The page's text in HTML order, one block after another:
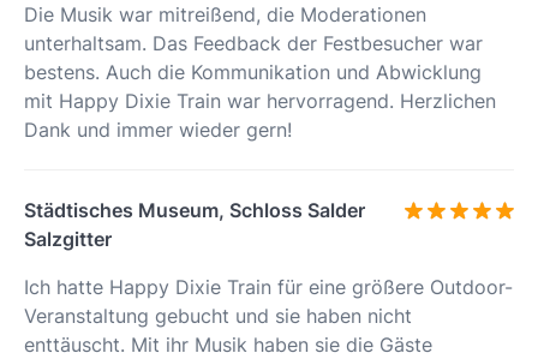
Die Musik war mitreißend, die Moderationen
unterhaltsam. Das Feedback der Festbesucher war
bestens. Auch die Kommunikation und Abwicklung
mit Happy Dixie Train war hervorragend. Herzlichen
Dank und immer wieder gern!
Städtisches Museum, Schloss Salder
Salzgitter
Ich hatte Happy Dixie Train für eine größere Outdoor-
Veranstaltung gebucht und sie haben nicht
enttäuscht. Mit ihr Musik haben sie die Gäste